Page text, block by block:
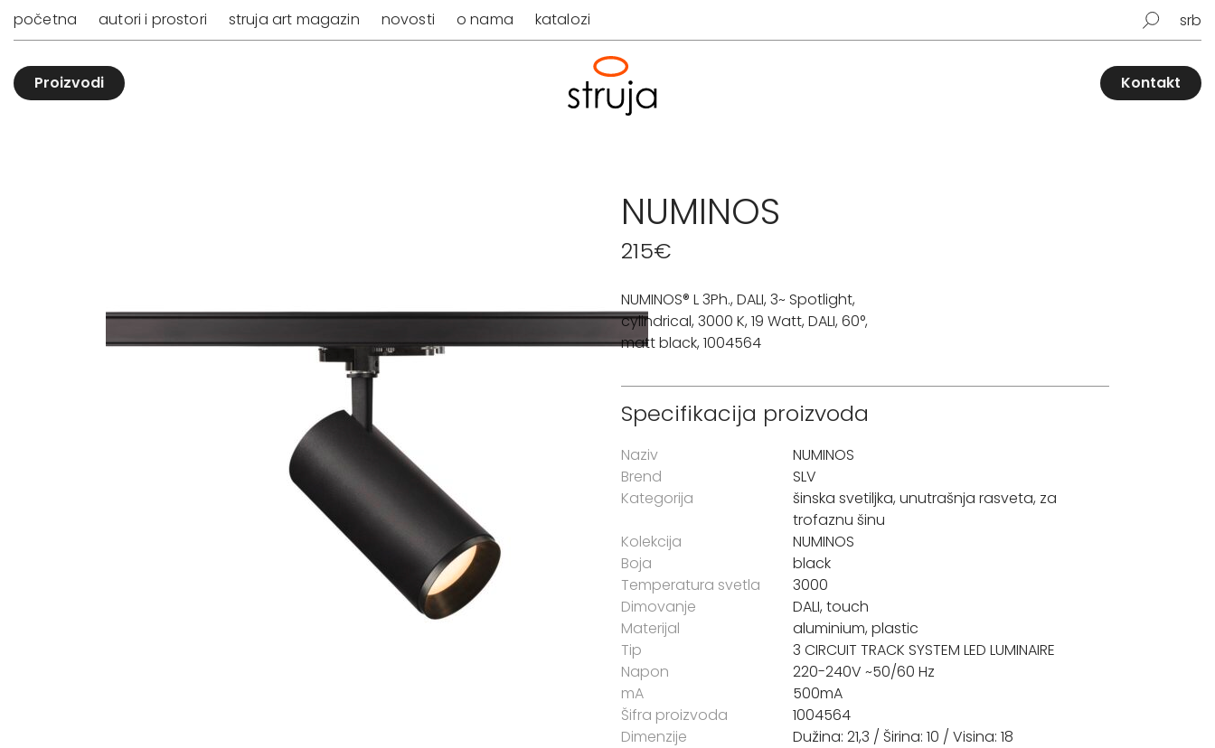
početna autori i prostori struja art magazin novosti o nama katalozi srb
Proizvodi Kontakt
NUMINOS
215€
NUMINOS® L 3Ph., DALI, 3~ Spotlight,
cylindrical, 3000 K, 19 Watt, DALI, 60°,
matt black, 1004564
Specifikacija proizvoda
Naziv
NUMINOS
Brend
SLV
Kategorija
šinska svetiljka, unutrašnja rasveta, za
trofaznu šinu
Kolekcija
NUMINOS
Boja
black
Temperatura svetla
3000
Dimovanje
DALI, touch
Materijal
aluminium, plastic
Tip
3 CIRCUIT TRACK SYSTEM LED LUMINAIRE
Napon
220-240V ~50/60 Hz
mA
500mA
Šifra proizvoda
1004564
Dimenzije
Dužina: 21,3 / Širina: 10 / Visina: 18